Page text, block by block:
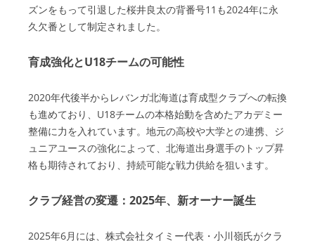
ズンをもって引退した桜井良太の背番号11も2024年に永
久欠番として制定されました。
育成強化とU18チームの可能性
2020年代後半からレバンガ北海道は育成型クラブへの転換
も進めており、U18チームの本格始動を含めたアカデミー
整備に力を入れています。地元の高校や大学との連携、ジ
ュニアユースの強化によって、北海道出身選手のトップ昇
格も期待されており、持続可能な戦力供給を狙います。
クラブ経営の変遷：2025年、新オーナー誕生
2025年6月には、株式会社タイミー代表・小川嶺氏がクラ